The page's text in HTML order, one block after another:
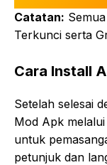
Catatan:
Terkunci serta
Cara Install
Setelah selesai
Mod Apk
untuk
petunjuk dan